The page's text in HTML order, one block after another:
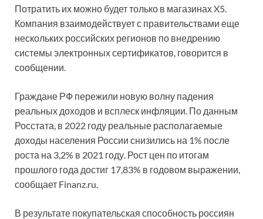
Потратить их можно будет только в магазинах X5.
Компания взаимодействует с правительствами еще
нескольких российских регионов по внедрению
системы электронных сертификатов, говорится в
сообщении.
Граждане РФ пережили новую волну падения
реальных доходов и всплеск инфляции. По данным
Росстата, в 2022 году реальные располагаемые
доходы населения России снизились на 1% после
роста на 3,2% в 2021 году. Рост цен по итогам
прошлого года достиг 17,83% в годовом выражении,
сообщает Finanz.ru.
В результате покупательская способность россиян